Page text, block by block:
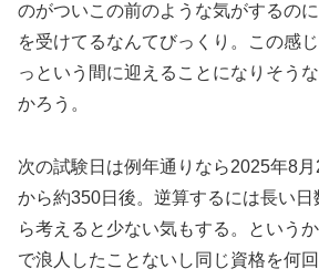
のがついこの前のような気がするの
を受けてるなんてびっくり。この感
っという間に迎えることになりそう
かろう。
次の試験日は例年通りなら2025年8
から約350日後。逆算するには長い
ら考えると少ない気もする。という
で浪人したことないし同じ資格を何